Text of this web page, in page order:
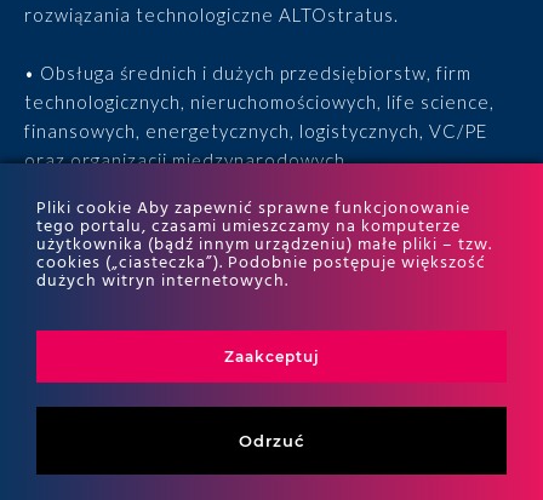
rozwiązania technologiczne ALTOstratus.
• Obsługa średnich i dużych przedsiębiorstw, firm
technologicznych, nieruchomościowych, life science,
finansowych, energetycznych, logistycznych, VC/PE
oraz organizacji międzynarodowych.
• 15 lat doświadczenia, 170 ekspertów, tysiące
zrealizowanych projektów i wyróżnienia w rankingach
ITR World Tax i ITR World TP.
Pliki cookie Aby zapewnić sprawne funkcjonowanie
tego portalu, czasami umieszczamy na komputerze
użytkownika (bądź innym urządzeniu) małe pliki – tzw.
cookies („ciasteczka”). Podobnie postępuje większość
dużych witryn internetowych.
Zaakceptuj
Odrzuć